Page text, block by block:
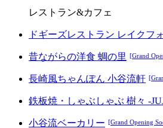
レストラン&カフェ
ドギーズレストラン レイクフ
昔ながらの洋食 蜩の里 [Grand
長崎風ちゃんぽん 小谷流軒
鉄板焼・しゃぶしゃぶ 樹々 -
小谷流ベーカリー [Grand Opening